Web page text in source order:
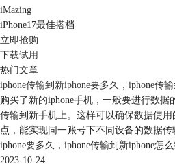
iMazing的快速传输功能将电子书文件恢
如图4所示，点击快速传输功能
iMazing
iPhone17最佳搭档
立即抢购
下载试用
热门文章
iphone传输到新iphone要多久，iphone传
购买了新的iphone手机，一般要进行数
传输到新手机上。这样可以确保数据使
点，能实现同一账号下不同设备的数据
iphone要多久，iphone传输到新iphone怎
2023-10-24